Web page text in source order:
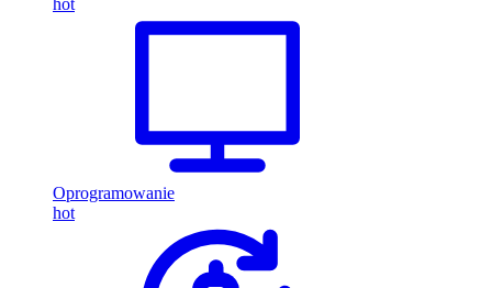
hot
Oprogramowanie
hot